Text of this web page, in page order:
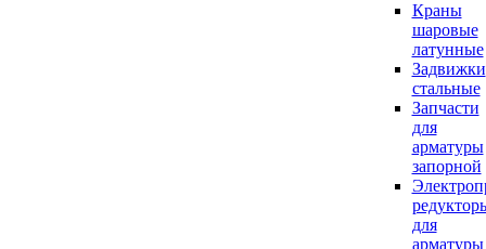
Краны
шаровые
латунные
Задвижки
стальные
Запчасти
для
арматуры
запорной
для
арматуры